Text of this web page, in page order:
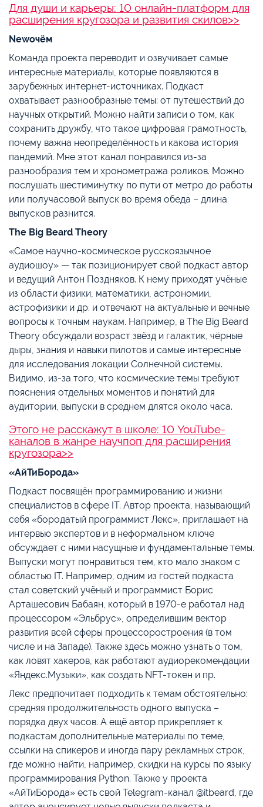
Для души и карьеры: 10 онлайн-платформ для
расширения кругозора и развития скилов>>
Newочём
Команда проекта переводит и озвучивает самые
интересные материалы, которые появляются в
зарубежных интернет-источниках. Подкаст
охватывает разнообразные темы: от путешествий до
научных открытий. Можно найти записи о том, как
сохранить дружбу, что такое цифровая грамотность,
почему важна неопределённость и какова история
пандемий. Мне этот канал понравился из-за
разнообразия тем и хронометража роликов. Можно
послушать шестиминутку по пути от метро до работы
или получасовой выпуск во время обеда – длина
выпусков разнится.
The Big Beard Theory
«Самое научно-космическое русскоязычное
аудиошоу» — так позиционирует свой подкаст автор
и ведущий Антон Поздняков. К нему приходят учёные
из области физики, математики, астрономии,
астрофизики и др. и отвечают на актуальные и вечные
вопросы к точным наукам. Например, в The Big Beard
Theory обсуждали возраст звёзд и галактик, чёрные
дыры, знания и навыки пилотов и самые интересные
для исследования локации Солнечной системы.
Видимо, из-за того, что космические темы требуют
пояснения отдельных моментов и понятий для
аудитории, выпуски в среднем длятся около часа.
Этого не расскажут в школе: 10 YouTube-
каналов в жанре научпоп для расширения
кругозора>>
«АйТиБорода»
Подкаст посвящён программированию и жизни
специалистов в сфере IT. Автор проекта, называющий
себя «бородатый программист Лекс», приглашает на
интервью экспертов и в неформальном ключе
обсуждает с ними насущные и фундаментальные темы.
Выпуски могут понравиться тем, кто мало знаком с
областью IT. Например, одним из гостей подкаста
стал советский учёный и программист Борис
Арташесович Бабаян, который в 1970-е работал над
процессором «Эльбрус», определившим вектор
развития всей сферы процессоростроения (в том
числе и на Западе). Также здесь можно узнать о том,
как ловят хакеров, как работают аудиорекомендации
«Яндекс.Музыки», как создать NFT-токен и пр.
Лекс предпочитает подходить к темам обстоятельно:
средняя продолжительность одного выпуска –
порядка двух часов. А ещё автор прикрепляет к
подкастам дополнительные материалы по теме,
ссылки на спикеров и иногда пару рекламных строк,
где можно найти, например, скидки на курсы по языку
программирования Python. Также у проекта
«АйТиБорода» есть свой Telegram-канал @itbeard, где